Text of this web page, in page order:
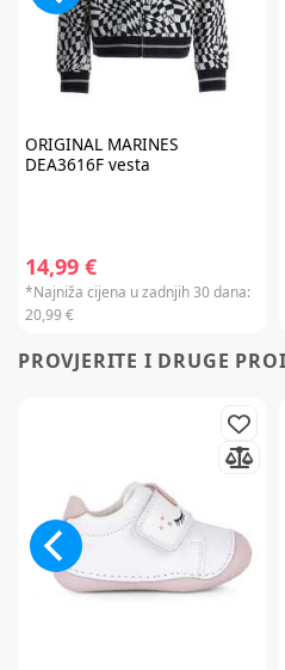
ORIGINAL MARINES
DEA3616F vesta
14,99 €
*Najniža cijena u zadnjih 30 dana:
20,99 €
PROVJERITE I DRUGE